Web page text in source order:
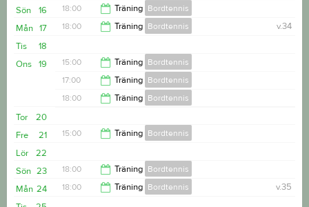
17:00
16
Sön 18:00 Träning Bordtennis
17
Mån v.34
18:00 Träning Bordtennis
20:00
18
Tis
19
Ons 15:00 Träning Bordtennis
17:00
17:00 Träning Bordtennis
18:00 Träning Bordtennis
20:00
20
Tor
21
Fre 15:00 Träning Bordtennis
17:00
22
Lör
23
Sön 18:00 Träning Bordtennis
24
Mån v.35
18:00 Träning Bordtennis